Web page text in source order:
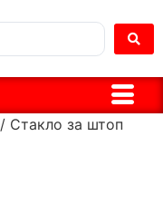
/ Стакло за штоп